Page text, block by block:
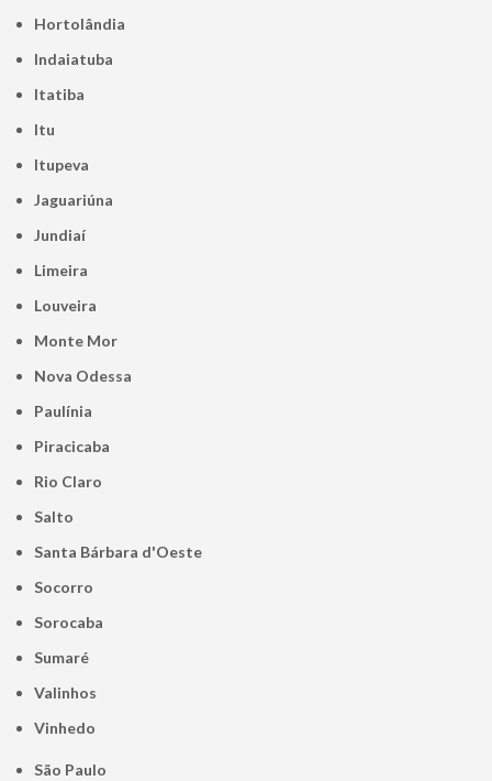
Hortolândia
Indaiatuba
Itatiba
Itu
Itupeva
Jaguariúna
Jundiaí
Limeira
Louveira
Monte Mor
Nova Odessa
Paulínia
Piracicaba
Rio Claro
Salto
Santa Bárbara d'Oeste
Socorro
Sorocaba
Sumaré
Valinhos
Vinhedo
São Paulo